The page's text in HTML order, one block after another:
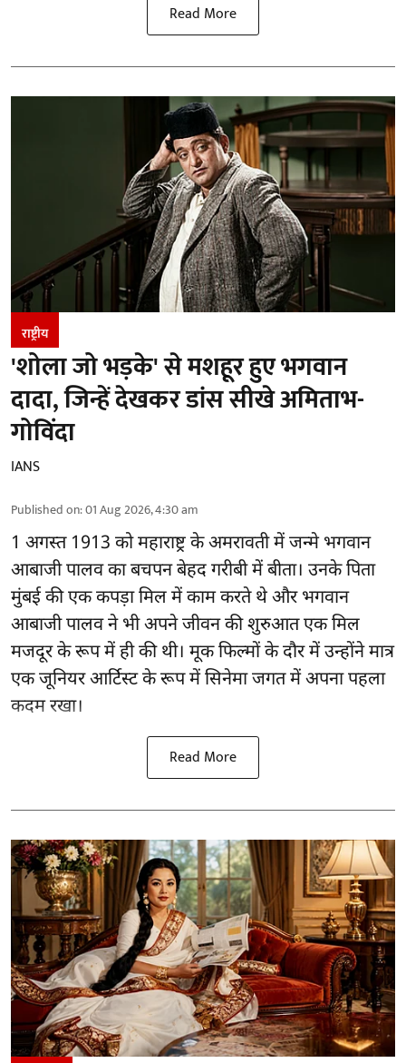
Read More
राष्ट्रीय
'शोला जो भड़के' से मशहूर हुए भगवान
दादा, जिन्हें देखकर डांस सीखे अमिताभ-
गोविंदा
IANS
Published on:01 Aug 2026, 4:30 am
1 अगस्त 1913 को महाराष्ट्र के अमरावती में जन्मे भगवान
आबाजी पालव का बचपन बेहद गरीबी में बीता। उनके पिता
मुंबई की एक कपड़ा मिल में काम करते थे और भगवान
आबाजी पालव ने भी अपने जीवन की शुरुआत एक मिल
मजदूर के रूप में ही की थी। मूक फिल्मों के दौर में उन्होंने मात्र
एक जूनियर आर्टिस्ट के रूप में सिनेमा जगत में अपना पहला
कदम रखा।
Read More